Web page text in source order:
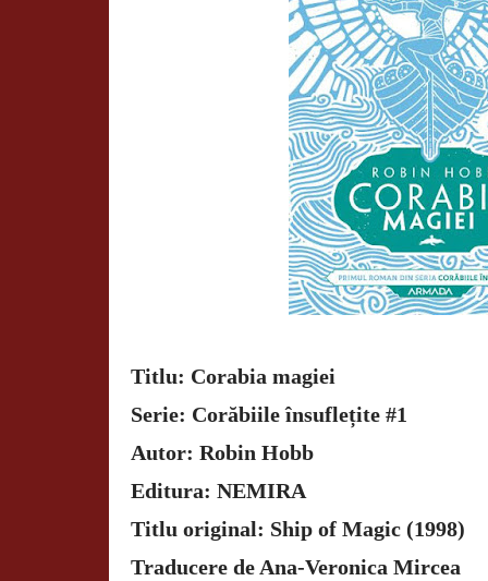
Titlu: Corabia magiei
Serie: Corăbiile însuflețite #1
Autor: Robin Hobb
Editura: NEMIRA
Titlu original: Ship of Magic (1998)
Traducere de Ana-Veronica Mircea